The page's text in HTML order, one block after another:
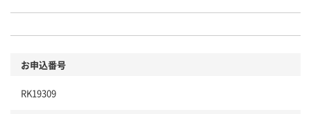
お申込番号
RK19309